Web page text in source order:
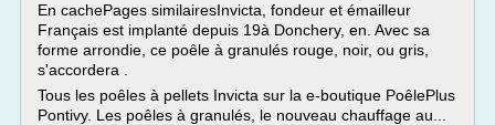
En cachePages similairesInvicta, fondeur et émailleur
Français est implanté depuis 19à Donchery, en. Avec sa
forme arrondie, ce poêle à granulés rouge, noir, ou gris,
s'accordera .
Tous les poêles à pellets Invicta sur la e-boutique PoêlePlus
Pontivy. Les poêles à granulés, le nouveau chauffage au...